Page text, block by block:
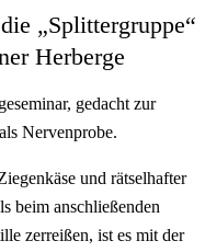
„Splittergruppe“
Herberge
gedacht zur
Nervenprobe.
und rätselhafter
beim anschließenden
zerreißen, ist es mit der